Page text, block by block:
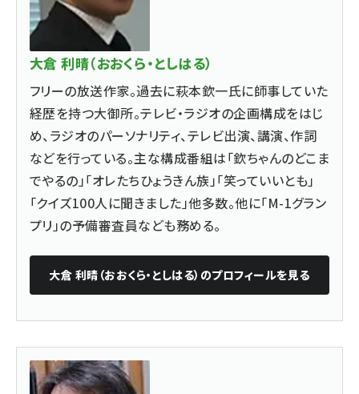
大倉 利晴（おおくら・としはる）
フリーの放送作家。過去に萩本欽一氏に師事していた
経歴を持つ大御所。テレビ・ラジオの企画構成をはじ
め、ラジオのパーソナリティ、テレビ出演、講演、作詞
などを行っている。主な構成番組は「欽ちゃんのどこま
でやるの」「オレたちひょうきん族」「笑っていいとも」
「クイズ100人に聞きました」他多数。他に「M-1グラン
プリ」の予備審査員なども務める。
大倉 利晴（おおくら・としはる） のプロフィールを見る